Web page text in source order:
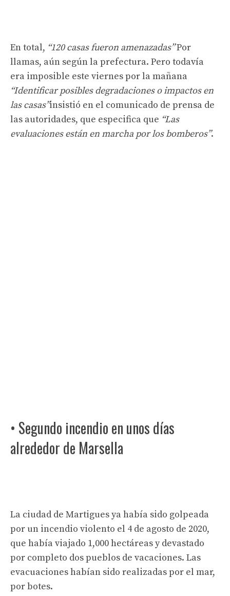
En total, “120 casas fueron amenazadas”Por
llamas, aún según la prefectura. Pero todavía
era imposible este viernes por la mañana
“Identificar posibles degradaciones o impactos en
las casas”insistió en el comunicado de prensa de
las autoridades, que especifica que “Las
evaluaciones están en marcha por los bomberos”.
• Segundo incendio en unos días
alrededor de Marsella
La ciudad de Martigues ya había sido golpeada
por un incendio violento el 4 de agosto de 2020,
que había viajado 1,000 hectáreas y devastado
por completo dos pueblos de vacaciones. Las
evacuaciones habían sido realizadas por el mar,
por botes.